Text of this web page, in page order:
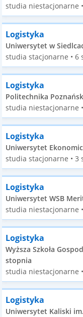
studia niestacjonarne
Logistyka
Uniwersytet w
studia stacjonarne • 6
Logistyka
Politechnika
studia niestacjonarne
Logistyka
Uniwersytet
studia stacjonarne • 3
Logistyka
Uniwersytet WSB
studia niestacjonarne
Logistyka
Wyższa Szkoła
stopnia
studia niestacjonarne
Logistyka
Uniwersytet Kaliski